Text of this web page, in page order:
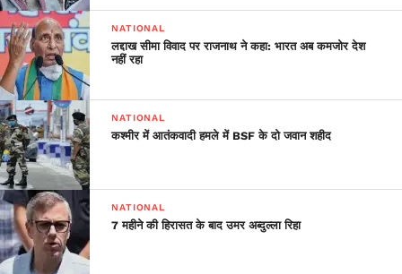
NATIONAL
लद्दाख सीमा विवाद पर राजनाथ ने कहा: भारत अब कमजोर देश
नहीं रहा
NATIONAL
कश्मीर में आतंकवादी हमले में BSF के दो जवान शहीद
NATIONAL
7 महीने की हिरासत के बाद उमर अब्दुल्ला रिहा